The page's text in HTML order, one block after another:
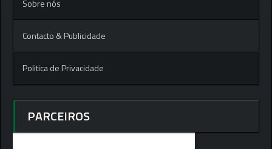
Sobre nós
Contacto & Publicidade
Politica de Privacidade
PARCEIROS